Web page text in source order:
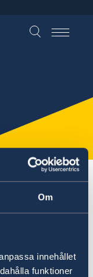
Om
innehållet
funktioner
Zweden?